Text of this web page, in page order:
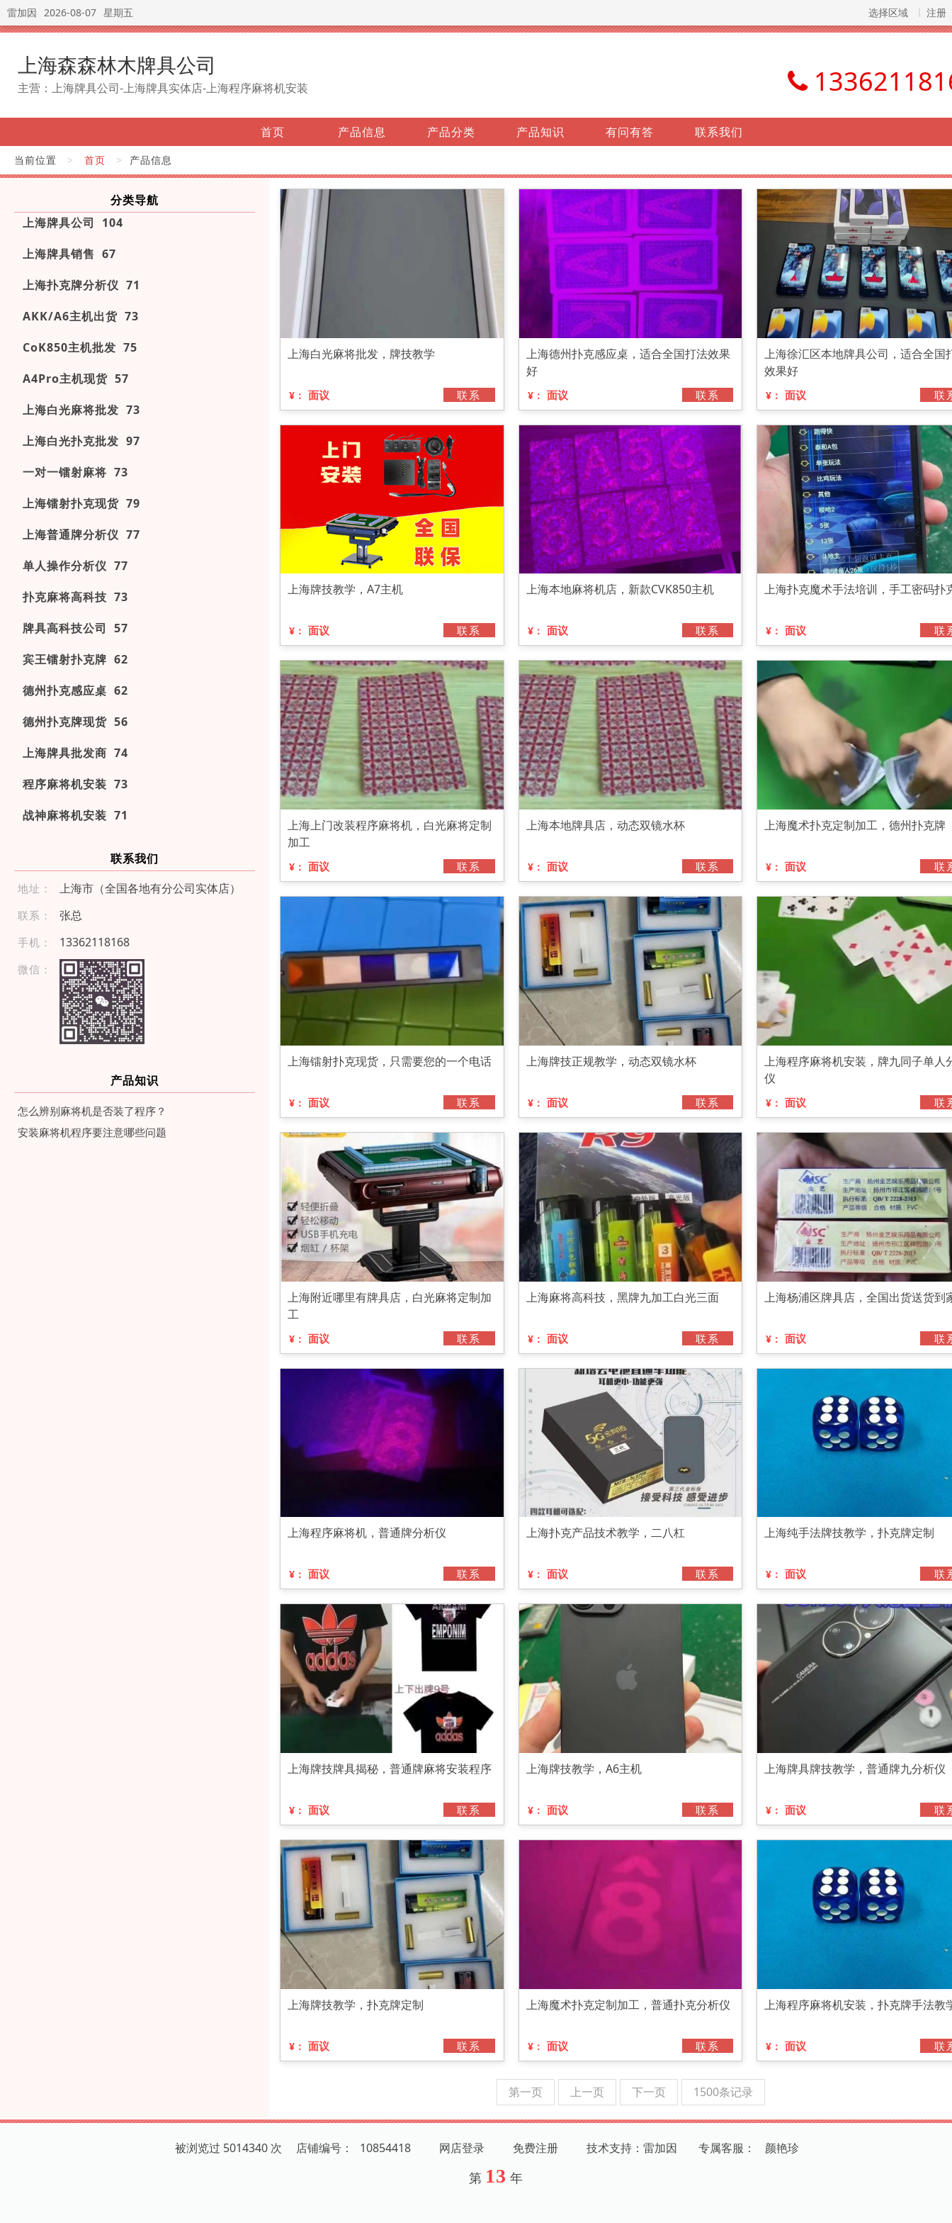
雷加因 2026-08-07 星期五 选择区域 注册
上海森森林木牌具公司
主营：上海牌具公司-上海牌具实体店-上海程序麻将机安装
首页 产品信息 产品分类 产品知识 有问有答 联系我们
当前位置 > 首页 > 产品信息
分类导航
上海牌具公司 104
上海牌具销售 67
上海扑克牌分析仪 71
AKK/A6主机出货 73
CoK850主机批发 75
A4Pro主机现货 57
上海白光麻将批发 73
上海白光扑克批发 97
一对一镭射麻将 73
上海镭射扑克现货 79
上海普通牌分析仪 77
单人操作分析仪 77
扑克麻将高科技 73
牌具高科技公司 57
宾王镭射扑克牌 62
德州扑克感应桌 62
德州扑克牌现货 56
上海牌具批发商 74
程序麻将机安装 73
战神麻将机安装 71
联系我们
地址： 上海市（全国各地有分公司实体店）
联系： 张总
手机： 133 6 2 11 816 8
微信：
产品知识
怎么辨别麻将机是否装了程序？
安装麻将机程序要注意哪些问题
上海白光麻将批发，牌技教学
¥： 面议 联系
上海德州扑克感应桌，适合全国打法效果
好
¥： 面议 联系
上海徐汇区本地牌具公司，适合全国
效果好
¥： 面议 联
上海牌技教学，A7主机
¥： 面议 联系
上海本地麻将机店，新款CVK850主机
¥： 面议 联系
上海扑克魔术手法培训，手工密码扑
¥： 面议 联
上海上门改装程序麻将机，白光麻将定制
加工
¥： 面议 联系
上海本地牌具店，动态双镜水杯
¥： 面议 联系
上海魔术扑克定制加工，德州扑克牌
¥： 面议 联
上海镭射扑克现货，只需要您的一个电话
¥： 面议 联系
上海牌技正规教学，动态双镜水杯
¥： 面议 联系
上海程序麻将机安装，牌九同子单人
仪
¥： 面议 联
上海附近哪里有牌具店，白光麻将定制加
工
¥： 面议 联系
上海麻将高科技，黑牌九加工白光三面
¥： 面议 联系
上海杨浦区牌具店，全国出货送货到
¥： 面议 联
上海程序麻将机，普通牌分析仪
¥： 面议 联系
上海扑克产品技术教学，二八杠
¥： 面议 联系
上海纯手法牌技教学，扑克牌定制
¥： 面议 联
上海牌技牌具揭秘，普通牌麻将安装程序
¥： 面议 联系
上海牌技教学，A6主机
¥： 面议 联系
上海牌具牌技教学，普通牌九分析仪
¥： 面议 联
上海牌技教学，扑克牌定制
¥： 面议 联系
上海魔术扑克定制加工，普通扑克分析仪
¥： 面议 联系
上海程序麻将机安装，扑克牌手法教
¥： 面议 联
第一页 上一页 下一页 1500条记录
被浏览过 5014340 次 店铺编号： 10854418 网店登录 免费注册 技术支持：雷加因 专属客服 ： 颜艳珍
第 13 年